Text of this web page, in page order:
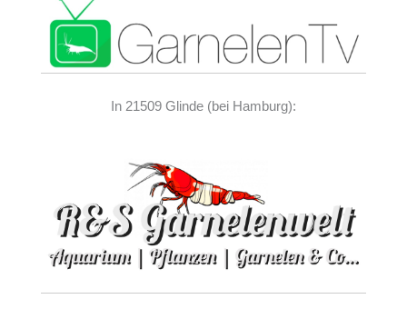
In 21509 Glinde (bei Hamburg):